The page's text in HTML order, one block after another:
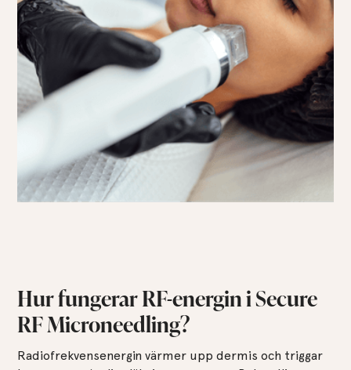
Hur fungerar RF-energin i Secure
RF Microneedling?
Radiofrekvensenergin värmer upp dermis och triggar